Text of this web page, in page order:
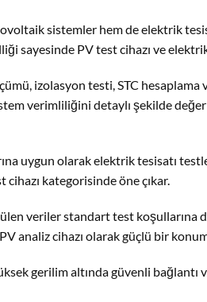
sistemler hem de elektrik
sayesinde PV test cihazı ve
izolasyon testi, STC
verimliliğini detaylı şekilde
uygun olarak elektrik tesisatı
kategorisinde öne çıkar.
veriler standart test
analiz cihazı olarak güçlü bir
gerilim altında güvenli bağlantı